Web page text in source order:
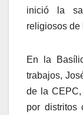
inició la
religiosos de
En la
trabajos,
de la
por distritos